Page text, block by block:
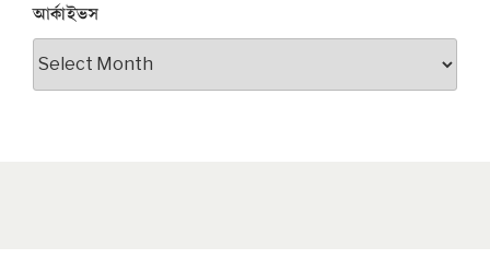
আর্কাইভস
আর্কাইভস